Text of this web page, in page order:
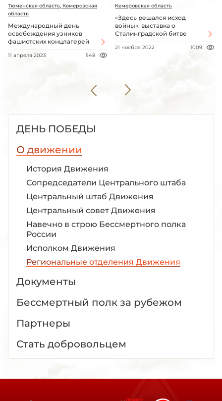
Тюменская область, Кемеровская
область
Международный день
освобождения узников
фашистских концлагерей
11 апреля 2023 548
Кемеровская область
«Здесь решался исход
войны»: выставка о
Сталинградской битве
21 ноября 2022 1009
ДЕНЬ ПОБЕДЫ
О движении
История Движения
Сопредседатели Центрального штаба
Центральный штаб Движения
Центральный совет Движения
Навечно в строю Бессмертного полка
России
Исполком Движения
Региональные отделения Движения
Документы
Бессмертный полк за рубежом
Партнеры
Стать добровольцем